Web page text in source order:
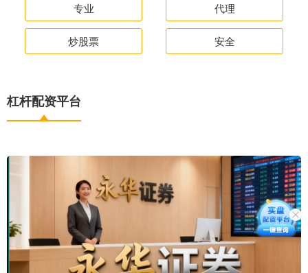
专业 代理
炒股票 安全
杠杆配资平台